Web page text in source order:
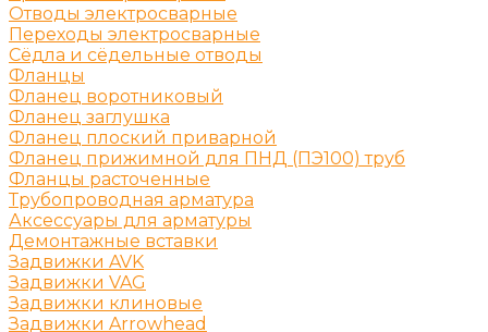
Отводы электросварные
Переходы электросварные
Сёдла и сёдельные отводы
Фланцы
Фланец воротниковый
Фланец заглушка
Фланец плоский приварной
Фланец прижимной для ПНД (ПЭ100) труб
Фланцы расточенные
Трубопроводная арматура
Аксессуары для арматуры
Демонтажные вставки
Задвижки AVK
Задвижки VAG
Задвижки клиновые
Задвижки Arrowhead